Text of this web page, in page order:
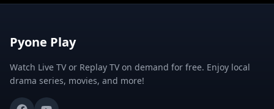
Pyone Play
Watch Live TV or Replay TV on demand for free. Enjoy local
drama series, movies, and more!